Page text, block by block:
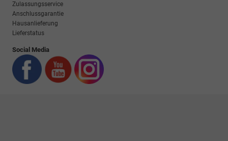
Zulassungsservice
Anschlussgarantie
Hausanlieferung
Lieferstatus
Social Media